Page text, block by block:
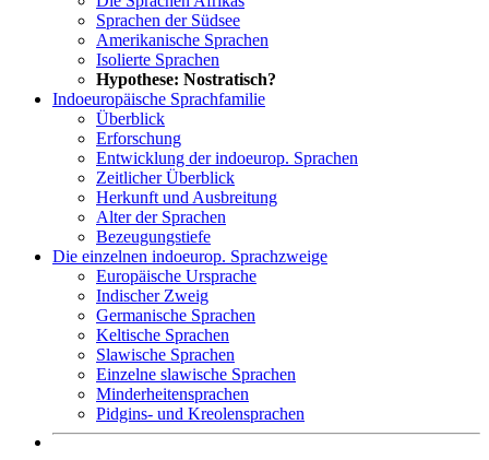
Sprachen der Südsee
Amerikanische Sprachen
Isolierte Sprachen
Hypothese: Nostratisch?
Indoeuropäische Sprachfamilie
Überblick
Erforschung
Entwicklung der indoeurop. Sprachen
Zeitlicher Überblick
Herkunft und Ausbreitung
Alter der Sprachen
Bezeugungstiefe
Die einzelnen indoeurop. Sprachzweige
Europäische Ursprache
Indischer Zweig
Germanische Sprachen
Keltische Sprachen
Slawische Sprachen
Einzelne slawische Sprachen
Minderheitensprachen
Pidgins- und Kreolensprachen